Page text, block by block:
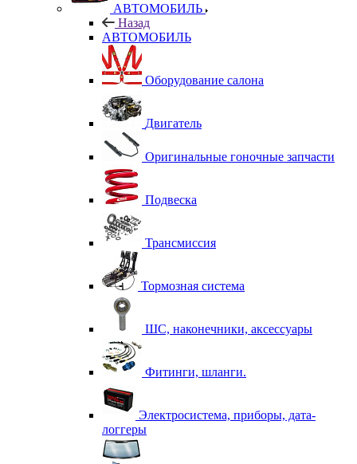
АВТОМОБИЛЬ
Назад
АВТОМОБИЛЬ
Оборудование салона
Двигатель
Оригинальные гоночные запчасти
Подвеска
Трансмиссия
Тормозная система
ШС, наконечники, аксессуары
Фитинги, шланги.
Электросистема, приборы, дата-
логгеры